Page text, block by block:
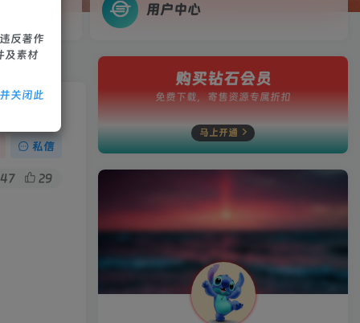
用户中心
私信
29
购买钻石会员
免费下载，寄售资源专属折扣
马上开通
反著作
及素材
关闭此